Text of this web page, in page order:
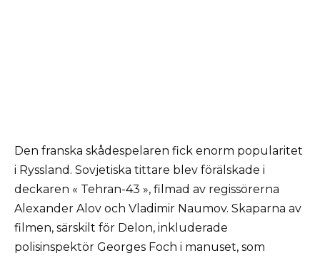
Den franska skådespelaren fick enorm popularitet
i Ryssland. Sovjetiska tittare blev förälskade i
deckaren « Tehran-43 », filmad av regissörerna
Alexander Alov och Vladimir Naumov. Skaparna av
filmen, särskilt för Delon, inkluderade
polisinspektör Georges Foch i manuset, som